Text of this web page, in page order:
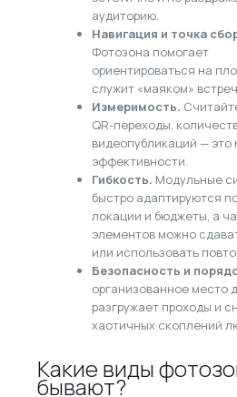
аудиторию.
Навигация и точка
Фотозона помогает
ориентироваться на
служит «маяком»
Измеримость.
QR-переходы,
видеопубликаций — это
эффективности.
Гибкость. Модульные
быстро адаптируются
локации и бюджеты, а
элементов можно
или использовать
Безопасность и
организованное место
разгружает проходы и
хаотичных скоплений
Какие виды
бывают?